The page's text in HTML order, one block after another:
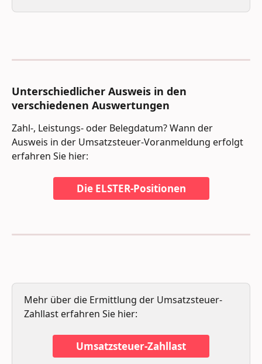
​Unterschiedlicher Ausweis in den
verschiedenen Auswertungen
Zahl-, Leistungs- oder Belegdatum? Wann der
Ausweis in der Umsatzsteuer-Voranmeldung erfolgt
erfahren Sie hier:
Die ELSTER-Positionen
Mehr über die Ermittlung der Umsatzsteuer-
Zahllast erfahren Sie hier:
Umsatzsteuer-Zahllast